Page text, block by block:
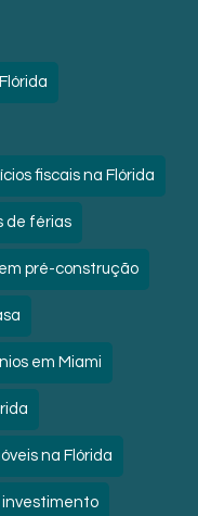
fiscais na Flórida
de férias
pré-construção
em Miami
na Flórida
investimento